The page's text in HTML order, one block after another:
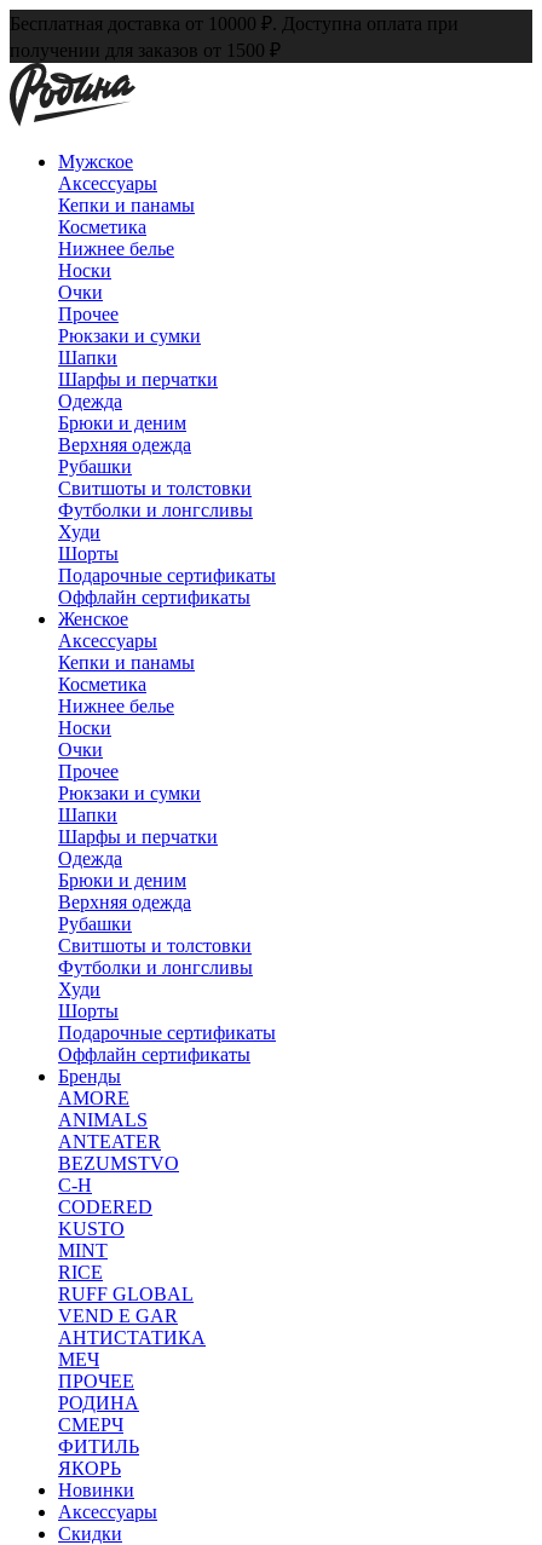
Бесплатная доставка от 10000 ₽. Доступна оплата при
получении для заказов от 1500 ₽
Мужское
Аксессуары
Кепки и панамы
Косметика
Нижнее белье
Носки
Очки
Прочее
Рюкзаки и сумки
Шапки
Шарфы и перчатки
Одежда
Брюки и деним
Верхняя одежда
Рубашки
Свитшоты и толстовки
Футболки и лонгсливы
Худи
Шорты
Подарочные сертификаты
Оффлайн сертификаты
Женское
Аксессуары
Кепки и панамы
Косметика
Нижнее белье
Носки
Очки
Прочее
Рюкзаки и сумки
Шапки
Шарфы и перчатки
Одежда
Брюки и деним
Верхняя одежда
Рубашки
Свитшоты и толстовки
Футболки и лонгсливы
Худи
Шорты
Подарочные сертификаты
Оффлайн сертификаты
Бренды
AMORE
ANIMALS
ANTEATER
BEZUMSTVO
C-H
CODERED
KUSTO
MINT
RICE
RUFF GLOBAL
VEND E GAR
АНТИСТАТИКА
МЕЧ
ПРОЧЕЕ
РОДИНА
СМЕРЧ
ФИТИЛЬ
ЯКОРЬ
Новинки
Аксессуары
Скидки